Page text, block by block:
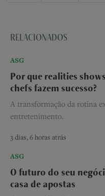
RELACIONADOS
ASG
Por que realities
chefs fazem sucesso?
A transformação da rotina
entretenimento.
3 dias, 6 horas atrás
ASG
O futuro do seu
casa de apostas